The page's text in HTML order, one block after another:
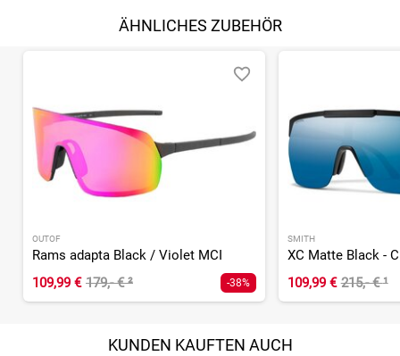
ÄHNLICHES ZUBEHÖR
OUTOF
Rams adapta Black / Violet MCI
109,99 € 179,- €² -38%
SMITH
109,99 € 215,- €¹
KUNDEN KAUFTEN AUCH